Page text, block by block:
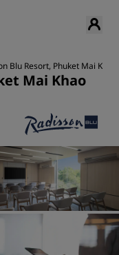
Blu Resort, Phuket Mai
Mai Khao